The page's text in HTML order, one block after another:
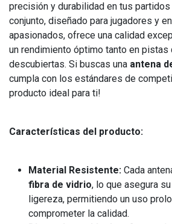
precisión y durabilidad en tus
conjunto, diseñado para jugadores y
apasionados, ofrece una calidad
un rendimiento óptimo tanto en pistas
descubiertas. Si buscas una antena
cumpla con los estándares de
producto ideal para ti!
Características del producto:
Material Resistente: Cada
fibra de vidrio, lo que asegura
ligereza, permitiendo un uso
comprometer la calidad.